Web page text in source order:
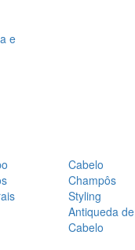
e
Cabelo
Champôs
Styling
Antiqueda de
Cabelo